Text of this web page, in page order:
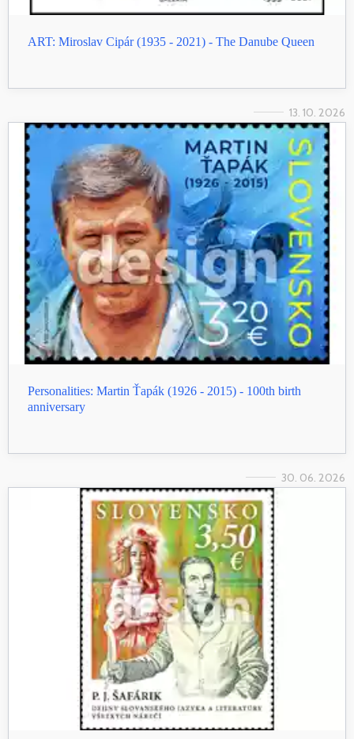
ART: Miroslav Cipár (1935 - 2021) - The Danube Queen
13. 10. 2026
Personalities: Martin Ťapák (1926 - 2015) - 100th birth
anniversary
30. 06. 2026